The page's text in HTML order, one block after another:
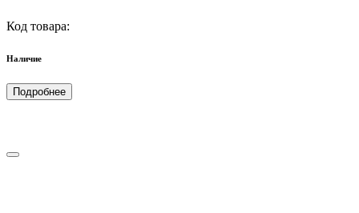
Код товара:
Наличие
Подробнее